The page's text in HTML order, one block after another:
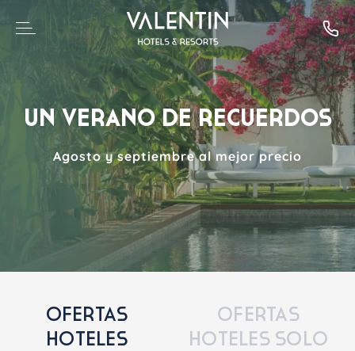
UN VERANO DE RECUERDOS
Agosto y septiembre al mejor precio
OFERTAS
HOTELES
OFERTAS
HOTELES SOLO